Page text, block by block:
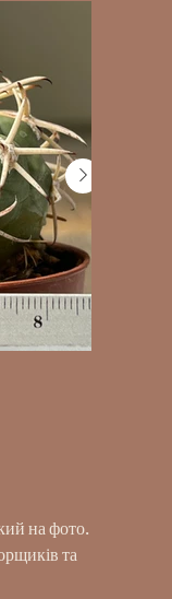
на фото.
та